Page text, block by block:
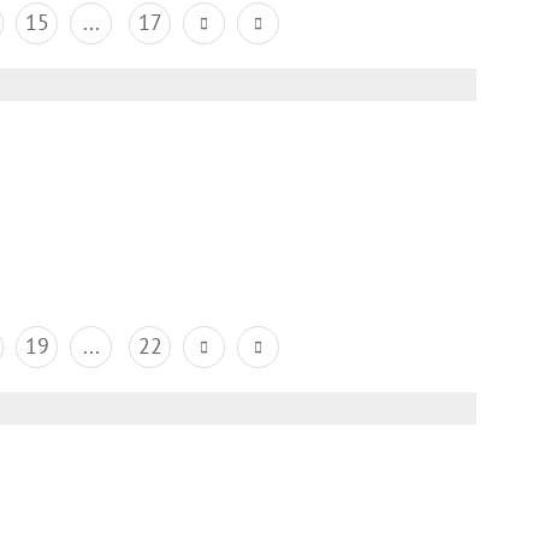
15 ... 17
19 ... 22